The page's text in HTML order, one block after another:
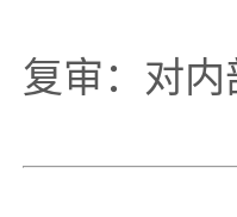
复审：对